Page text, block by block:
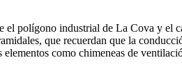
polígono industrial de La Cova y el
que recuerdan que la
como chimeneas de